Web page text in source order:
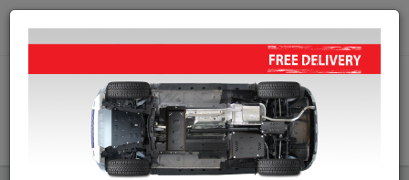
info@krytpodmotor.com